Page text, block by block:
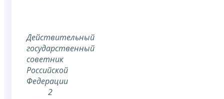
Действительный
государственный
советник
Российской
Федерации
2